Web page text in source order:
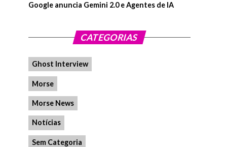
Google anuncia Gemini 2.0 e Agentes de IA
CATEGORIAS
Ghost Interview
Morse
Morse News
Notícias
Sem Categoria